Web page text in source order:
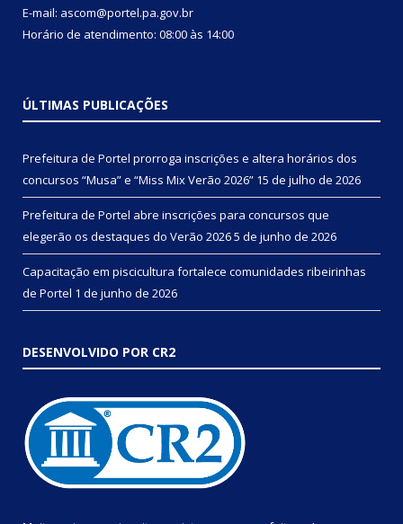
E-mail: ascom@portel.pa.gov.br
Horário de atendimento: 08:00 às 14:00
ÚLTIMAS PUBLICAÇÕES
Prefeitura de Portel prorroga inscrições e altera horários dos
concursos “Musa” e “Miss Mix Verão 2026” 15 de julho de 2026
Prefeitura de Portel abre inscrições para concursos que
elegerão os destaques do Verão 20265 de junho de 2026
Capacitação em piscicultura fortalece comunidades ribeirinhas
de Portel 1 de junho de 2026
DESENVOLVIDO POR CR2